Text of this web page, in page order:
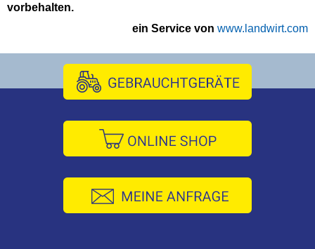
vorbehalten.
ein Service von www.landwirt.com